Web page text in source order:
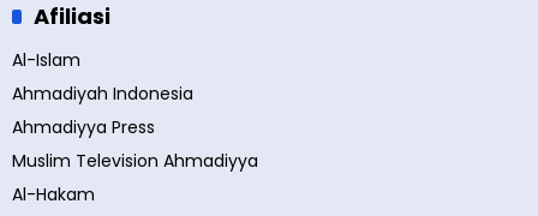
Afiliasi
Al-Islam
Ahmadiyah Indonesia
Ahmadiyya Press
Muslim Television Ahmadiyya
Al-Hakam